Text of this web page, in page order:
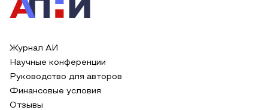
Журнал АИ
Научные конференции
Руководство для авторов
Финансовые условия
Отзывы